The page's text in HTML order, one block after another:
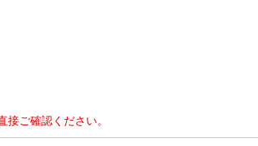
ご確認ください。